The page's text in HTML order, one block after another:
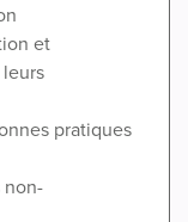
et
pratiques
non-